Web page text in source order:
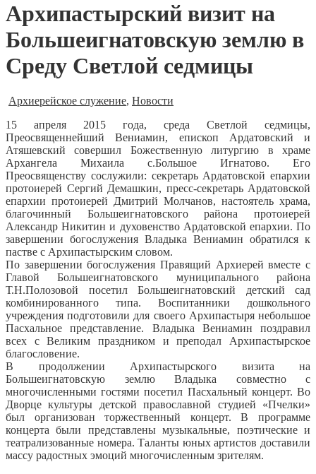
Архипастырский визит на
Большеигнатовскую землю в
Среду Светлой седмицы
Архиерейское служение, Новости
15 апреля 2015 года, среда Светлой седмицы,
Преосвященнейший Вениамин, епископ Ардатовский и
Атяшевский совершил Божественную литургию в храме
Архангела Михаила с.Большое Игнатово. Его
Преосвященству сослужили: секретарь Ардатовской епархии
протоиерей Сергий Демашкин, пресс-секретарь Ардатовской
епархии протоиерей Дмитрий Молчанов, настоятель храма,
благочинный Большеигнатовского района протоиерей
Александр Никитин и духовенство Ардатовской епархии. По
завершении богослужения Владыка Вениамин обратился к
пастве с Архипастырским словом.
По завершении богослужения Правящий Архиерей вместе с
Главой Большеигнатовского муниципального района
Т.Н.Полозовой посетил Большеигнатовский детский сад
комбинированного типа. Воспитанники дошкольного
учреждения подготовили для своего Архипастыря небольшое
Пасхальное представление. Владыка Вениамин поздравил
всех с Великим праздником и преподал Архипастырское
благословение.
В продолжении Архипастырского визита на
Большеигнатовскую землю Владыка совместно с
многочисленными гостями посетил Пасхальный концерт. Во
Дворце культуры детской православной студией «Пчелки»
был организован торжественный концерт. В программе
концерта были представлены музыкальные, поэтические и
театрализованные номера. Таланты юных артистов доставили
массу радостных эмоций многочисленным зрителям.